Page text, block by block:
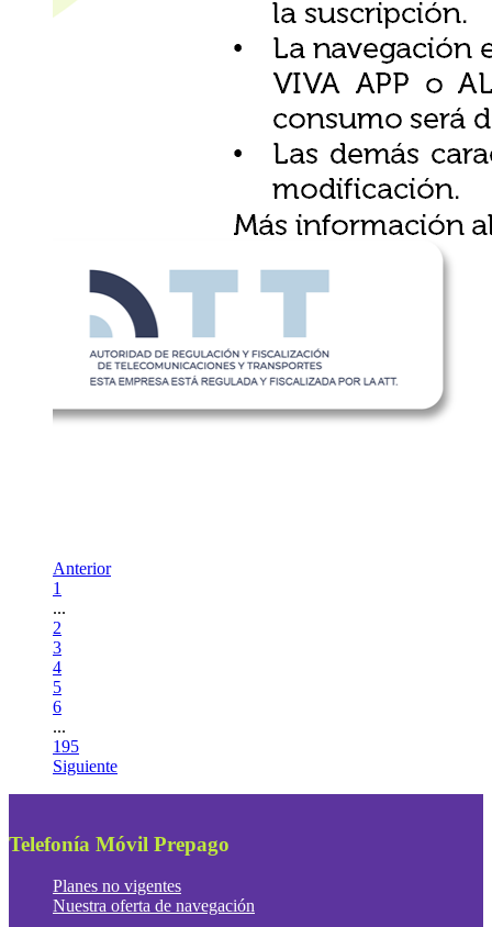
Anterior
1
...
2
3
4
5
6
...
195
Siguiente
Telefonía Móvil Prepago
Planes no vigentes
Nuestra oferta de navegación